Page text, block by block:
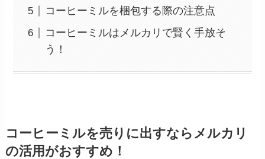
コーヒーミルを梱包する際の注意点
コーヒーミルはメルカリで賢く手放そ
う！
コーヒーミルを売りに出すならメルカリ
の活用がおすすめ！